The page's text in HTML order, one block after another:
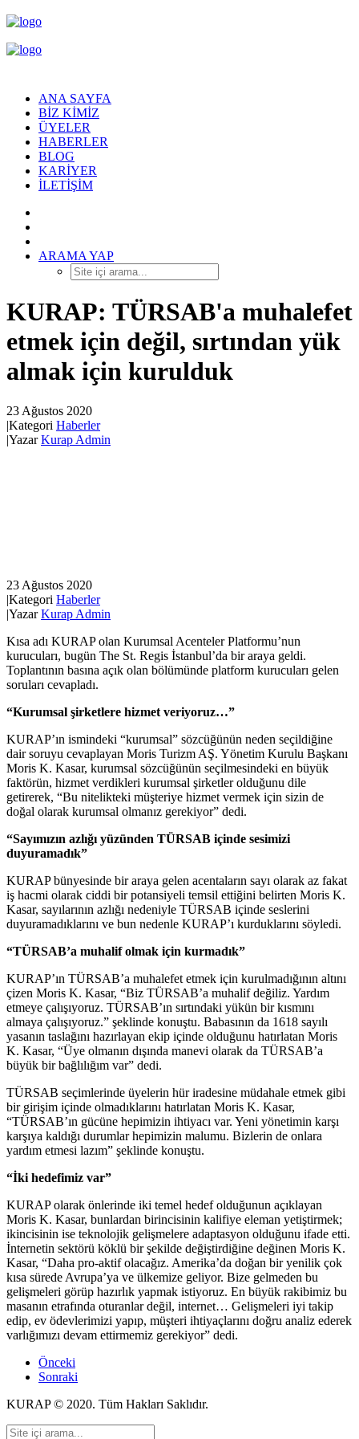
ANA SAYFA
BIZ KIMIZ
ÜYELER
HABERLER
BLOG
KARIYER
İLETIŞIM
ARAMA YAP
KURAP: TÜRSAB'a muhalefet
etmek için değil, sırtından yük
almak için kurulduk
23 Ağustos 2020
|Kategori Haberler
|YazarKurap Admin
23 Ağustos 2020
|Kategori Haberler
|YazarKurap Admin
Kısa adı KURAP olan Kurumsal Acenteler Platformu’nun
kurucuları, bugün The St. Regis İstanbul’da bir araya geldi.
Toplantının basına açık olan bölümünde platform kurucuları gelen
soruları cevapladı.
“Kurumsal şirketlere hizmet veriyoruz…”
KURAP’ın ismindeki “kurumsal” sözcüğünün neden seçildiğine
dair soruyu cevaplayan Moris Turizm AŞ. Yönetim Kurulu Başkanı
Moris K. Kasar, kurumsal sözcüğünün seçilmesindeki en büyük
faktörün, hizmet verdikleri kurumsal şirketler olduğunu dile
getirerek, “Bu nitelikteki müşteriye hizmet vermek için sizin de
doğal olarak kurumsal olmanız gerekiyor” dedi.
“Sayımızın azlığı yüzünden TÜRSAB içinde sesimizi
duyuramadık”
KURAP bünyesinde bir araya gelen acentaların sayı olarak az fakat
iş hacmi olarak ciddi bir potansiyeli temsil ettiğini belirten Moris K.
Kasar, sayılarının azlığı nedeniyle TÜRSAB içinde seslerini
duyuramadıklarını ve bun nedenle KURAP’ı kurduklarını söyledi.
“TÜRSAB’a muhalif olmak için kurmadık”
KURAP’ın TÜRSAB’a muhalefet etmek için kurulmadığının altını
çizen Moris K. Kasar, “Biz TÜRSAB’a muhalif değiliz. Yardım
etmeye çalışıyoruz. TÜRSAB’ın sırtındaki yükün bir kısmını
almaya çalışıyoruz.” şeklinde konuştu. Babasının da 1618 sayılı
yasanın taslağını hazırlayan ekip içinde olduğunu hatırlatan Moris
K. Kasar, “Üye olmanın dışında manevi olarak da TÜRSAB’a
büyük bir bağlılığım var” dedi.
TÜRSAB seçimlerinde üyelerin hür iradesine müdahale etmek gibi
bir girişim içinde olmadıklarını hatırlatan Moris K. Kasar,
“TÜRSAB’ın gücüne hepimizin ihtiyacı var. Yeni yönetimin karşı
karşıya kaldığı durumlar hepimizin malumu. Bizlerin de onlara
yardım etmesi lazım” şeklinde konuştu.
“İki hedefimiz var”
KURAP olarak önlerinde iki temel hedef olduğunun açıklayan
Moris K. Kasar, bunlardan birincisinin kalifiye eleman yetiştirmek;
ikincisinin ise teknolojik gelişmelere adaptasyon olduğunu ifade etti.
İnternetin sektörü köklü bir şekilde değiştirdiğine değinen Moris K.
Kasar, “Daha pro-aktif olacağız. Amerika’da doğan bir yenilik çok
kısa sürede Avrupa’ya ve ülkemize geliyor. Bize gelmeden bu
gelişmeleri görüp hazırlık yapmak istiyoruz. En büyük rakibimiz bu
masanın etrafında oturanlar değil, internet… Gelişmeleri iyi takip
edip, ev ödevlerimizi yapıp, müşteri ihtiyaçlarını doğru analiz ederek
varlığımızı devam ettirmemiz gerekiyor” dedi.
Önceki
Sonraki
KURAP © 2020. Tüm Hakları Saklıdır.